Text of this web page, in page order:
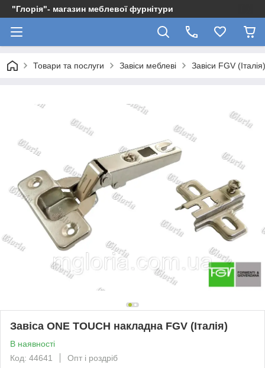
"Глорія"- магазин меблевої фурнітури
Товари та послуги Завіси меблеві Завіси FGV (Італія)
Завіса ONE TOUCH накладна FGV (Італія)
В наявності
Код: 44641
Опт і роздріб